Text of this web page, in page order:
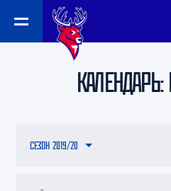
СЕЗОН 2019/20